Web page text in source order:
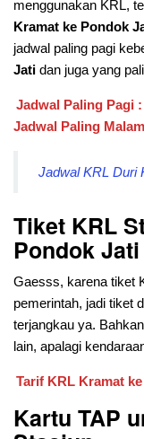
menggunakan KRL,
Kramat ke Pondok
jadwal paling pagi
Jati dan juga yang
Jadwal Paling Pagi :
Jadwal Paling
Jadwal KRL Duri
Tiket KRL
Pondok Jati
Gaesss, karena tiket
pemerintah, jadi tiket
terjangkau ya.
lain, apalagi
Tarif KRL Kramat
Kartu TAP